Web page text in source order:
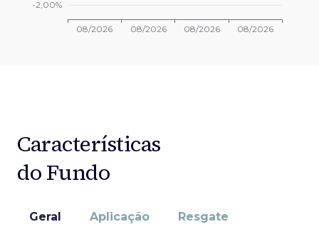
Características
do Fundo
Geral Aplicação Resgate